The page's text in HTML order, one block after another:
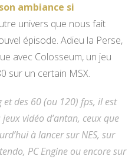
ambiance si
univers que nous fait
épisode. Adieu la Perse,
avec Colosseum, un jeu
sur un certain MSX.
et des 60 (ou 120) fps, il est
vidéo d’antan, ceux que
à lancer sur NES, sur
PC Engine ou encore sur